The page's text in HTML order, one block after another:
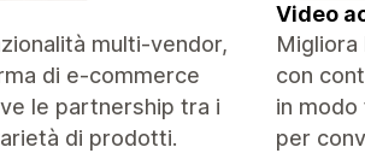
multi-vendor,
di e-commerce
le partnership tra i
di prodotti.
Video
con
in
per